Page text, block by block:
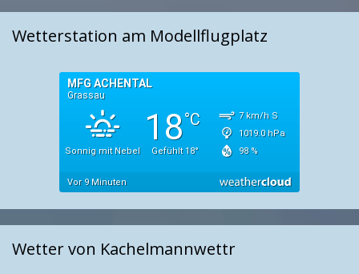
Wetterstation am Modellflugplatz
Wetter von Kachelmannwettr